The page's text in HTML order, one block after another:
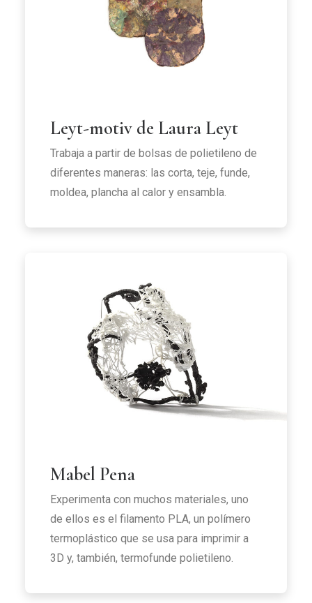
Leyt-motiv de Laura Leyt
Trabaja a partir de bolsas de polietileno de
diferentes maneras: las corta, teje, funde,
moldea, plancha al calor y ensambla.
Mabel Pena
Experimenta con muchos materiales, uno
de ellos es el filamento PLA, un polímero
termoplástico que se usa para imprimir a
3D y, también, termofunde polietileno.